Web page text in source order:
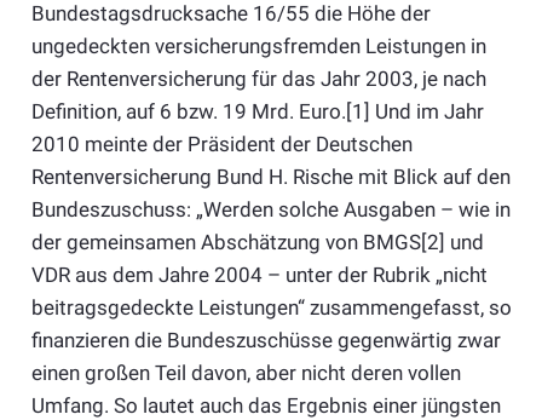
Bundestagsdrucksache 16/55 die Höhe der
ungedeckten versicherungsfremden Leistungen in
der Rentenversicherung für das Jahr 2003, je nach
Definition, auf 6 bzw. 19 Mrd. Euro.[1] Und im Jahr
2010 meinte der Präsident der Deutschen
Rentenversicherung Bund H. Rische mit Blick auf den
Bundeszuschuss: „Werden solche Ausgaben – wie in
der gemeinsamen Abschätzung von BMGS[2] und
VDR aus dem Jahre 2004 – unter der Rubrik „nicht
beitragsgedeckte Leistungen“ zusammengefasst, so
finanzieren die Bundeszuschüsse gegenwärtig zwar
einen großen Teil davon, aber nicht deren vollen
Umfang. So lautet auch das Ergebnis einer jüngsten